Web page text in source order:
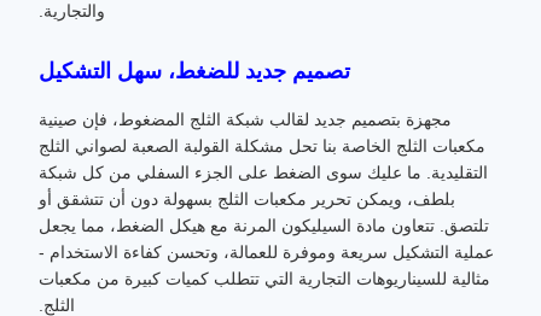
والتجارية.
تصميم جديد للضغط، سهل التشكيل
مجهزة بتصميم جديد لقالب شبكة الثلج المضغوط، فإن صينية
مكعبات الثلج الخاصة بنا تحل مشكلة القولبة الصعبة لصواني الثلج
التقليدية. ما عليك سوى الضغط على الجزء السفلي من كل شبكة
بلطف، ويمكن تحرير مكعبات الثلج بسهولة دون أن تتشقق أو
تلتصق. تتعاون مادة السيليكون المرنة مع هيكل الضغط، مما يجعل
عملية التشكيل سريعة وموفرة للعمالة، وتحسن كفاءة الاستخدام -
مثالية للسيناريوهات التجارية التي تتطلب كميات كبيرة من مكعبات
الثلج.